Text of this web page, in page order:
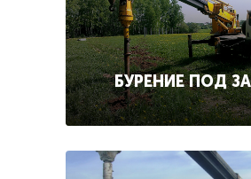
БУРЕНИЕ ПОД